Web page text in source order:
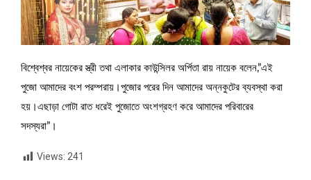
বিশ্বেশ্বর নায়েকের স্ত্রী তথা এলাকার কাউন্সিলর অর্পিতা রায় নায়েক বলেন,”এই
পুজো আমাদের বংশ পরম্পরায়।পুজোর পরের দিন আমাদের অন্নকুটের ব্যবস্থা করা
হয়।এছাড়া গোটা রাত ধরেই পুজোতে অংশগ্রহণ করে আমাদের পরিবারের
সদস্যরা”।
Views: 241